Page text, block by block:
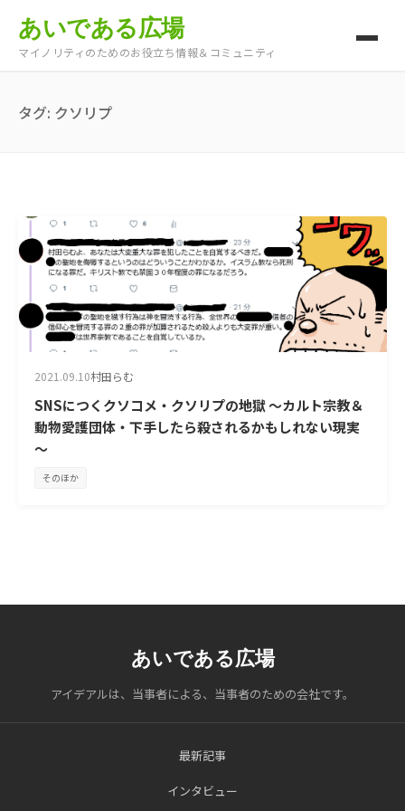
あいである広場
マイノリティのためのお役立ち情報＆コミュニティ
タグ: クソリプ
2021.09.10村田らむ
SNSにつくクソコメ・クソリプの地獄 ～カルト宗教＆
動物愛護団体・下手したら殺されるかもしれない現実
～
そのほか
あいである広場
アイデアルは、当事者による、当事者のための会社です。
最新記事
インタビュー